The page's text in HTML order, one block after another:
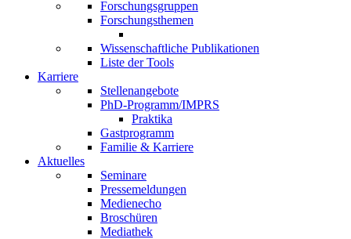
Forschungsgruppen
Forschungsthemen
Wissenschaftliche Publikationen
Liste der Tools
Karriere
Stellenangebote
PhD-Programm/IMPRS
Praktika
Gastprogramm
Familie & Karriere
Aktuelles
Seminare
Pressemeldungen
Medienecho
Broschüren
Mediathek